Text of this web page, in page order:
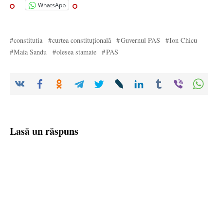
WhatsApp
constitutia curtea constituțională Guvernul PAS
Ion Chicu
Maia Sandu
olesea stamate PAS
Lasă un răspuns